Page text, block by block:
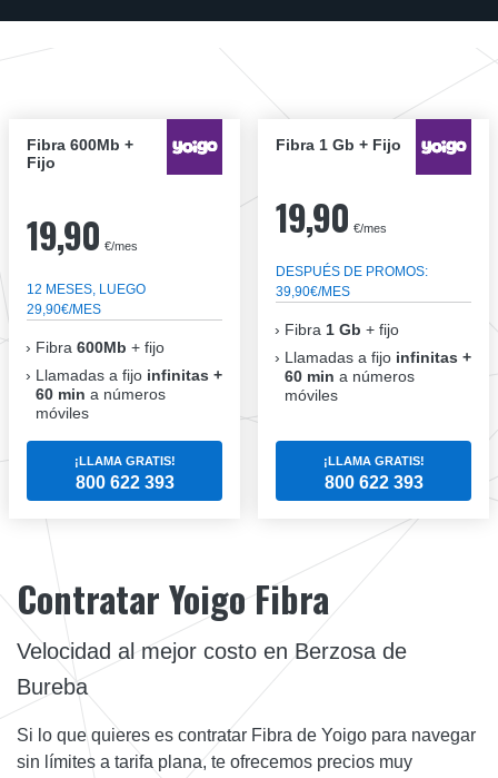
Fibra 600Mb +
Fijo
19,90 €/mes
12 MESES, LUEGO
29,90€/MES
Fibra 600Mb + fijo
Llamadas a fijo infinitas +
60 min a números
móviles
¡LLAMA GRATIS!
800 622 393
Fibra 1 Gb + Fijo
19,90 €/mes
DESPUÉS DE PROMOS:
39,90€/MES
Fibra 1 Gb + fijo
Llamadas a fijo infinitas +
60 min a números
móviles
¡LLAMA GRATIS!
800 622 393
Contratar Yoigo Fibra
Velocidad al mejor costo en Berzosa de
Bureba
Si lo que quieres es contratar Fibra de Yoigo para navegar
sin límites a tarifa plana, te ofrecemos precios muy